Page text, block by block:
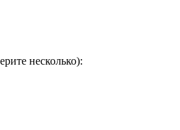
несколько):